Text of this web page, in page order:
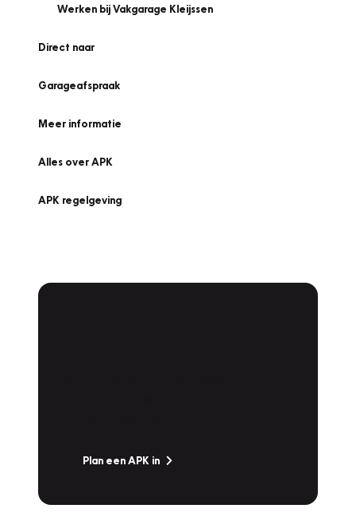
Werken bij Vakgarage Kleijssen
Direct naar
Garageafspraak
Meer informatie
Alles over APK
APK regelgeving
Plan een APK in